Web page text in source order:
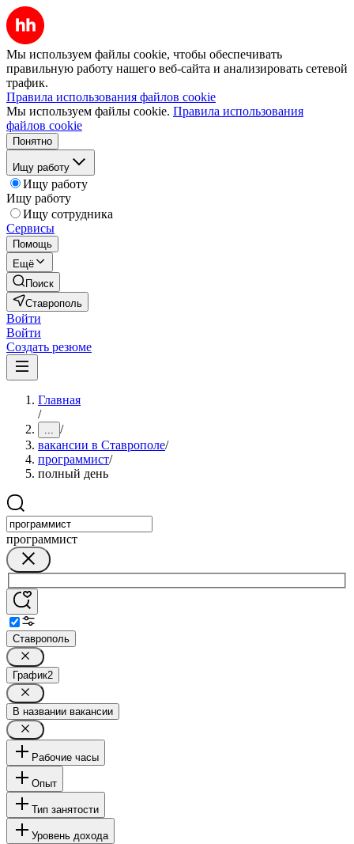
Мы используем файлы cookie, чтобы обеспечивать
правильную работу нашего веб-сайта и анализировать сетевой
трафик.
Правила использования файлов cookie
Мы используем файлы cookie. Правила использования
файлов cookie
Понятно
Ищу работу
Ищу работу
Ищу работу
Ищу сотрудника
Сервисы
Помощь
Ещё
Поиск
Ставрополь
Войти
Войти
Создать резюме
Главная
/
... /
вакансии в Ставрополе/
программист/
полный день
программист
Ставрополь
График2
В названии вакансии
Рабочие часы
Опыт
Тип занятости
Уровень дохода